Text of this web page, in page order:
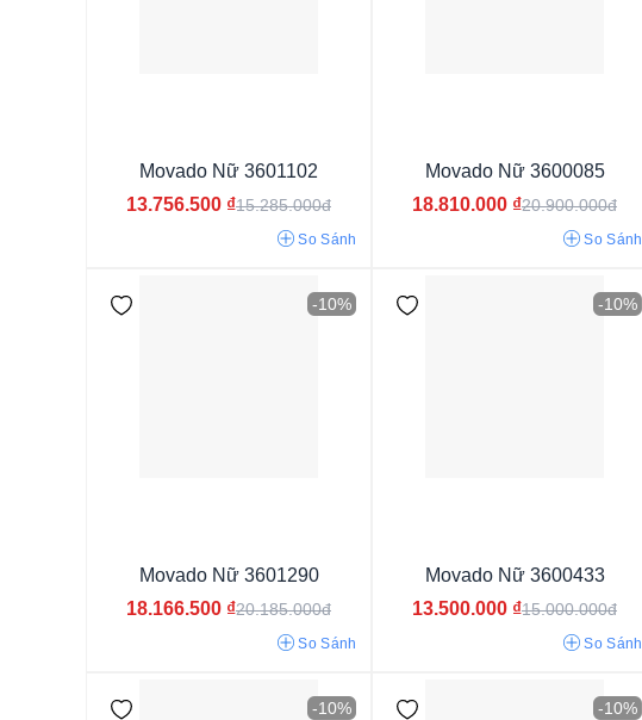
Kính Khoáng Kính Sapphire
Movado Nữ 3601102
13.756.500 ₫15.285.000đ
So Sánh
Movado Nữ 3600085
18.810.000 ₫20.900.000đ
So Sánh
-10%
Movado Nữ 3601290
18.166.500 ₫20.185.000đ
So Sánh
-10%
Movado Nữ 3600433
13.500.000 ₫15.000.000đ
So Sánh
-10% -10%